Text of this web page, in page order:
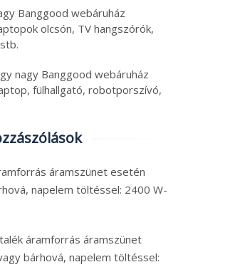
Banggood webáruház
olcsón, TV hangszórók,
nagy Banggood webáruház
fülhallgató, robotporszívó,
áramszünet esetén
napelem töltéssel: 2400 W-
áramforrás áramszünet
bárhová, napelem töltéssel: